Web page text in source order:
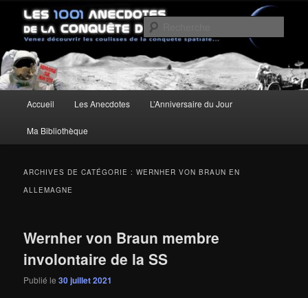
contenu
principal
contenu
secondaireLes anecdotes de la Conquête de
l'Espace
Un site pour découvrir les coulisses de la conquête spatiale
principal
Accueil Les Anecdotes L’Anniversaire du Jour
Ma Bibliothèque
ARCHIVES DE CATÉGORIE :WERNHER VON BRAUN EN
ALLEMAGNE
Wernher von Braun membre
involontaire de la SS
Publié le30 juillet 2021